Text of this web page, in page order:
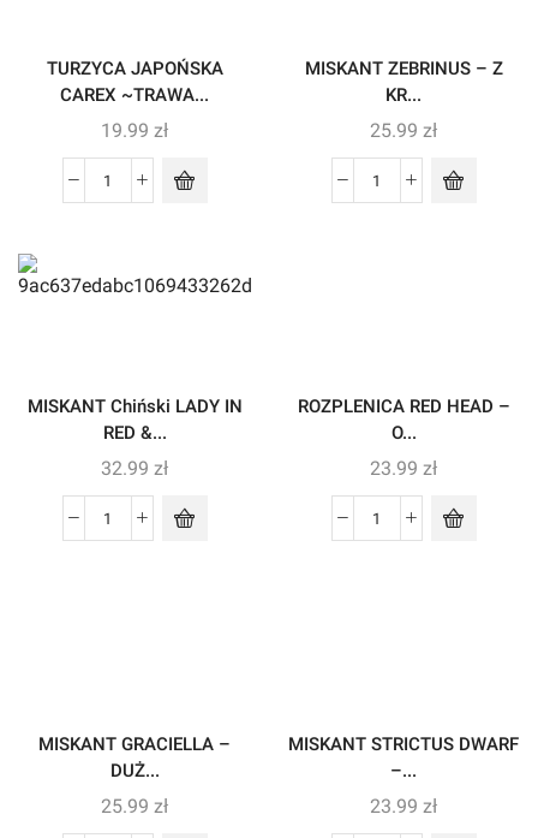
TURZYCA JAPOŃSKA
CAREX ~TRAWA...
19.99 zł
MISKANT ZEBRINUS – Z
KR...
25.99 zł
MISKANT Chiński LADY IN
RED &...
32.99 zł
ROZPLENICA RED HEAD –
O...
23.99 zł
MISKANT GRACIELLA –
DUŻ...
25.99 zł
MISKANT STRICTUS DWARF
–...
23.99 zł